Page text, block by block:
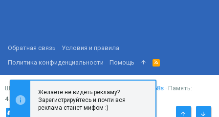
Обратная связь
Условия и правила
Политика конфиденциальности
Помощь
R
S
S
Ширина 0.0268s
Память
4.37MB
Желаете не видеть рекламу?
Зарегистрируйтесь и почти вся
реклама станет мифом :)